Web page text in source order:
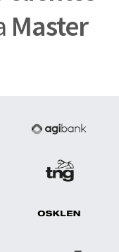
Master